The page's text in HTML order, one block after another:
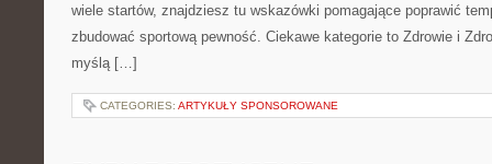
wiele startów, znajdziesz tu wskazówki pomagające poprawić
zbudować sportową pewność. Ciekawe kategorie to Zdrowie i
myślą […]
CATEGORIES: ARTYKUŁY SPONSOROWANE